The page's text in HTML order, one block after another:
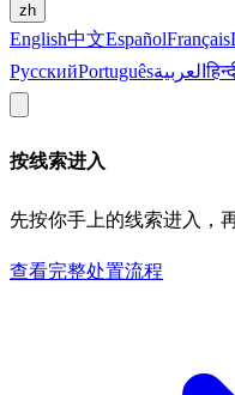
zh
English中文EspañolFrançais
РусскийPortuguêsالعربية
按线索进入
先按你手上的线索进入，
查看完整处置流程